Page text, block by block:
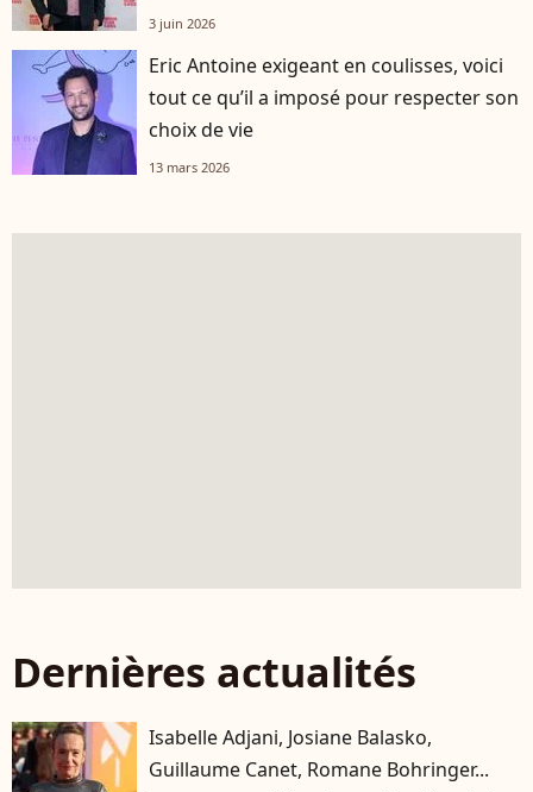
3 juin 2026
Eric Antoine exigeant en coulisses, voici
tout ce qu’il a imposé pour respecter son
choix de vie
13 mars 2026
Dernières actualités
Isabelle Adjani, Josiane Balasko,
Guillaume Canet, Romane Bohringer...